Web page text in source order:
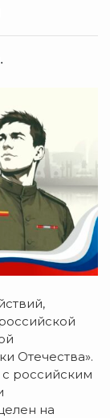
Отечества».
российским
на